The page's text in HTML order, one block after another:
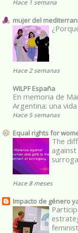
Hace 1 semana
mujer del
Hace 2 semanas
WILPF España
En memoria de
Argentina: una
Hace 5 semanas
Equal rights for
The
Hace 8 meses
Impacto de género